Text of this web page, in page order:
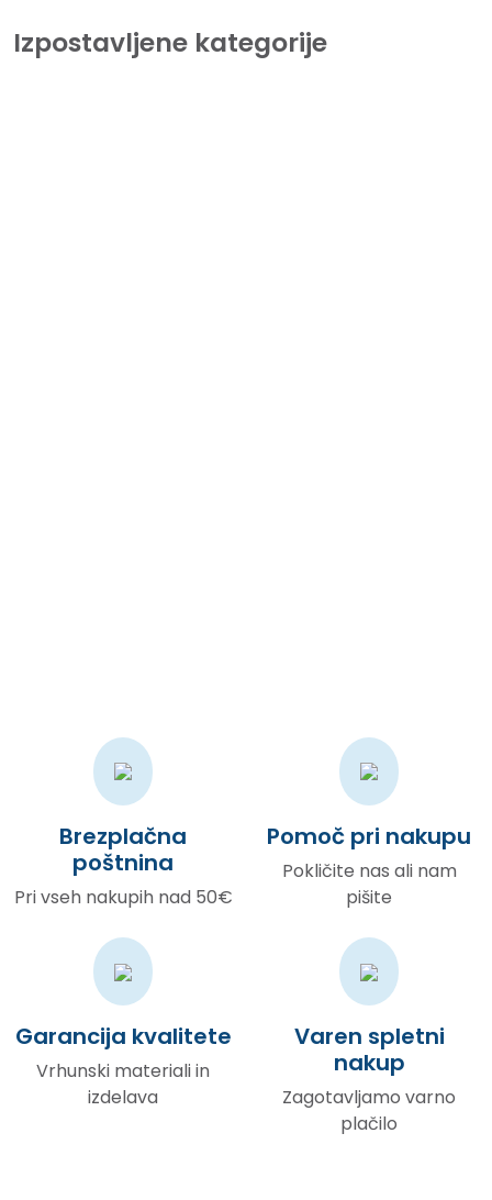
Izpostavljene kategorije
Brezplačna
poštnina
Pri vseh nakupih nad 50€
Pomoč pri nakupu
Pokličite nas ali nam
pišite
Garancija kvalitete
Vrhunski materiali in
izdelava
Varen spletni
nakup
Zagotavljamo varno
plačilo